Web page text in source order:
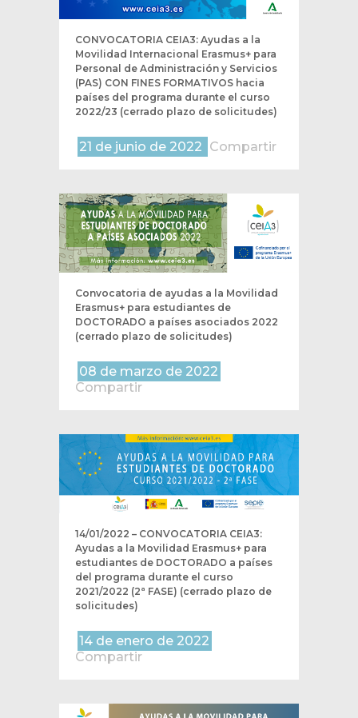
CONVOCATORIA CEIA3: Ayudas a la
Movilidad Internacional Erasmus+ para
Personal de Administración y Servicios
(PAS) CON FINES FORMATIVOS hacia
países del programa durante el curso
2022/23 (cerrado plazo de solicitudes)
21 de junio de 2022 Compartir
Convocatoria de ayudas a la Movilidad
Erasmus+ para estudiantes de
DOCTORADO a países asociados 2022
(cerrado plazo de solicitudes)
08 de marzo de 2022
Compartir
14/01/2022 – CONVOCATORIA CEIA3:
Ayudas a la Movilidad Erasmus+ para
estudiantes de DOCTORADO a países
del programa durante el curso
2021/2022 (2ª FASE) (cerrado plazo de
solicitudes)
14 de enero de 2022
Compartir